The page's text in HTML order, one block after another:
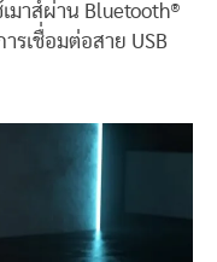
เมาส์ผ่าน Bluetooth®
ารเชื่อมต่อสาย USB